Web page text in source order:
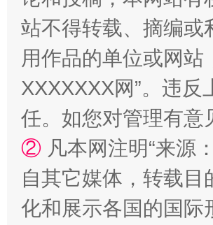
漫山遍野的桃花与雪山、麦地、白藏房
站不得转载、摘编或
用作品的单位或网站
XXXXXXX网”。违
任。如您对管理有意
② 凡本网注明“来源
自其它媒体，转载
化和展示各国的国际